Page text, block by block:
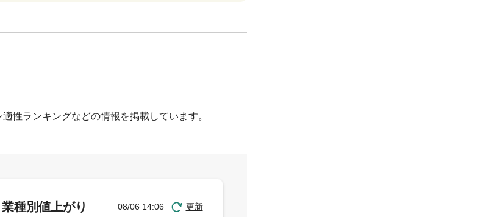
性ランキングなどの情報を掲載しています。